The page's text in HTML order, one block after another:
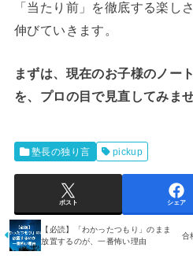
「当たり前」を徹底する楽し
伸びていきます。
まずは、現在のお子様のノー
を、プロの目で見直してみま
塾長の独り言 pickup
ポスト シェア
【必読】「わかったつもり」のまま
放置するのが、一番怖い理由
合